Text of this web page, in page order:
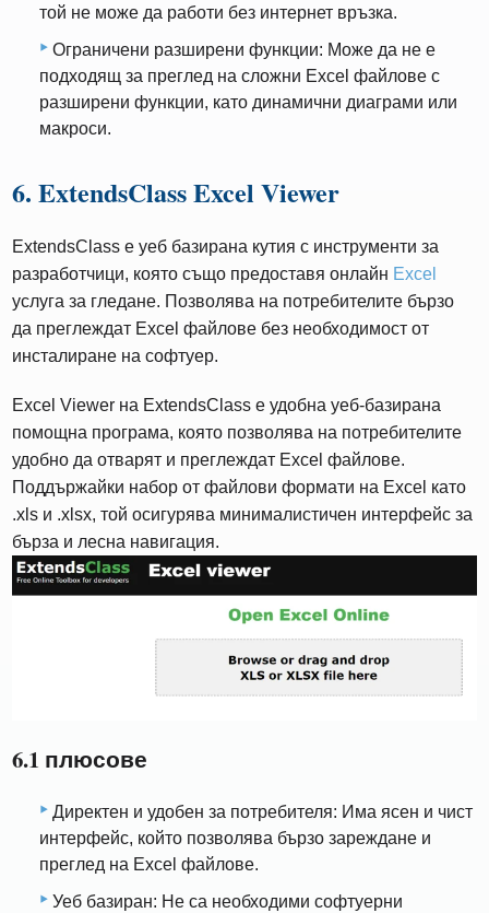
той не може да работи без интернет връзка.
Ограничени разширени функции: Може да не е
подходящ за преглед на сложни Excel файлове с
разширени функции, като динамични диаграми или
макроси.
6. ExtendsClass Excel Viewer
ExtendsClass е уеб базирана кутия с инструменти за
разработчици, която също предоставя онлайн Excel
услуга за гледане. Позволява на потребителите бързо
да преглеждат Excel файлове без необходимост от
инсталиране на софтуер.
Excel Viewer на ExtendsClass е удобна уеб-базирана
помощна програма, която позволява на потребителите
удобно да отварят и преглеждат Excel файлове.
Поддържайки набор от файлови формати на Excel като
.xls и .xlsx, той осигурява минималистичен интерфейс за
бърза и лесна навигация.
6.1 плюсове
Директен и удобен за потребителя: Има ясен и чист
интерфейс, който позволява бързо зареждане и
преглед на Excel файлове.
Уеб базиран: Не са необходими софтуерни